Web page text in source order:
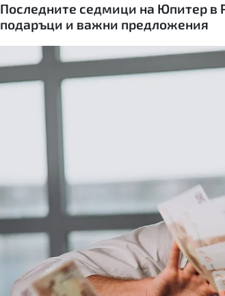
Последните седмици на Юпитер в
подаръци и важни предложения